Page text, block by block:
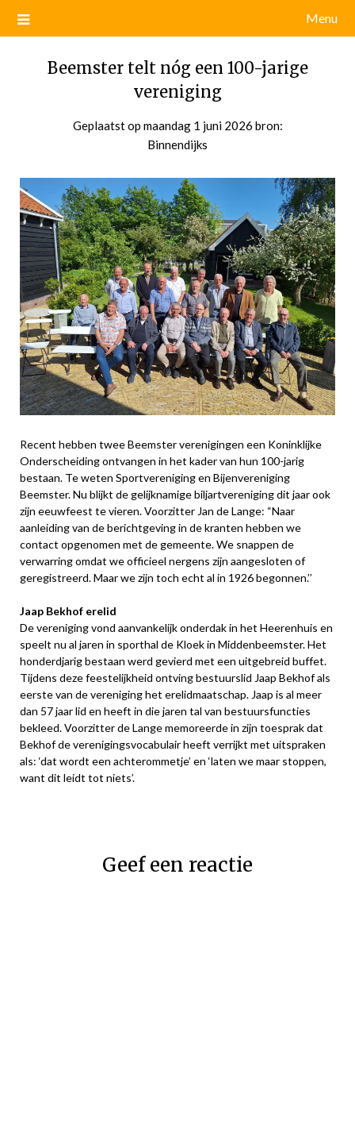
Menu
Beemster telt nóg een 100-jarige
vereniging
Geplaatst op maandag 1 juni 2026 door
bron:
Binnendijks
Recent hebben twee Beemster verenigingen een Koninklijke
Onderscheiding ontvangen in het kader van hun 100-jarig
bestaan. Te weten Sportvereniging en Bijenvereniging
Beemster. Nu blijkt de gelijknamige biljartvereniging dit jaar ook
zijn eeuwfeest te vieren. Voorzitter Jan de Lange: “Naar
aanleiding van de berichtgeving in de kranten hebben we
contact opgenomen met de gemeente. We snappen de
verwarring omdat we officieel nergens zijn aangesloten of
geregistreerd. Maar we zijn toch echt al in 1926 begonnen.’’
Jaap Bekhof erelid
De vereniging vond aanvankelijk onderdak in het Heerenhuis en
speelt nu al jaren in sporthal de Kloek in Middenbeemster. Het
honderdjarig bestaan werd gevierd met een uitgebreid buffet.
Tijdens deze feestelijkheid ontving bestuurslid Jaap Bekhof als
eerste van de vereniging het erelidmaatschap. Jaap is al meer
dan 57 jaar lid en heeft in die jaren tal van bestuursfuncties
bekleed. Voorzitter de Lange memoreerde in zijn toesprak dat
Bekhof de verenigingsvocabulair heeft verrijkt met uitspraken
als: ‘dat wordt een achterommetje’ en ‘laten we maar stoppen,
want dit leidt tot niets’.
Geef een reactie